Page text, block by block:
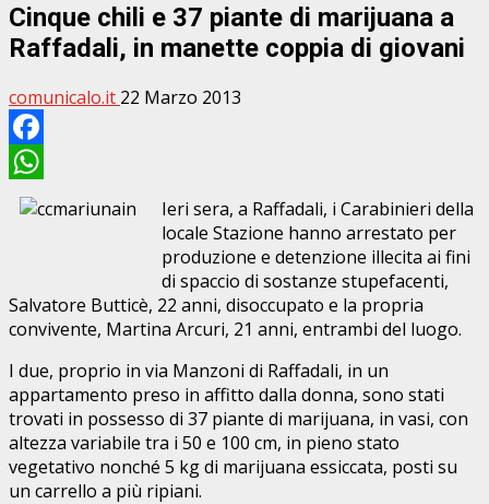
Cinque chili e 37 piante di marijuana a
Raffadali, in manette coppia di giovani
comunicalo.it 22 Marzo 2013
Facebook
WhatsApp
Ieri sera, a Raffadali, i Carabinieri della
locale Stazione hanno arrestato per
produzione e detenzione illecita ai fini
di spaccio di sostanze stupefacenti,
Salvatore Butticè, 22 anni, disoccupato e la propria
convivente, Martina Arcuri, 21 anni, entrambi del luogo.
I due, proprio in via Manzoni di Raffadali, in un
appartamento preso in affitto dalla donna, sono stati
trovati in possesso di 37 piante di marijuana, in vasi, con
altezza variabile tra i 50 e 100 cm, in pieno stato
vegetativo nonché 5 kg di marijuana essiccata, posti su
un carrello a più ripiani.